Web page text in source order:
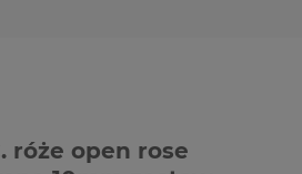
róże open rose